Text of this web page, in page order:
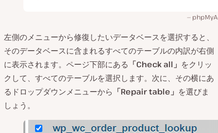
左側のメニューから修復したいデータベースを選択すると、
そのデータベースに含まれるすべてのテーブルの内訳が右側
に表示されます。ページ下部にある 「Check all」 をクリッ
クして、すべてのテーブルを選択します。次に、その横にあ
るドロップダウンメニューから 「Repair table」 を選びま
しょう。